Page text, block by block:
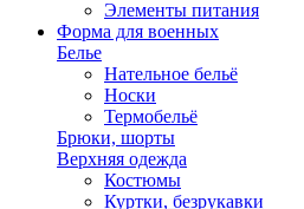
Элементы питания
Форма для военных
Белье
Нательное бельё
Носки
Термобельё
Брюки, шорты
Верхняя одежда
Костюмы
Куртки, безрукавки